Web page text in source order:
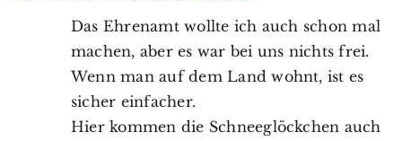
Das Ehrenamt wollte ich auch schon mal
machen, aber es war bei uns nichts frei.
Wenn man auf dem Land wohnt, ist es
sicher einfacher.
Hier kommen die Schneeglöckchen auch